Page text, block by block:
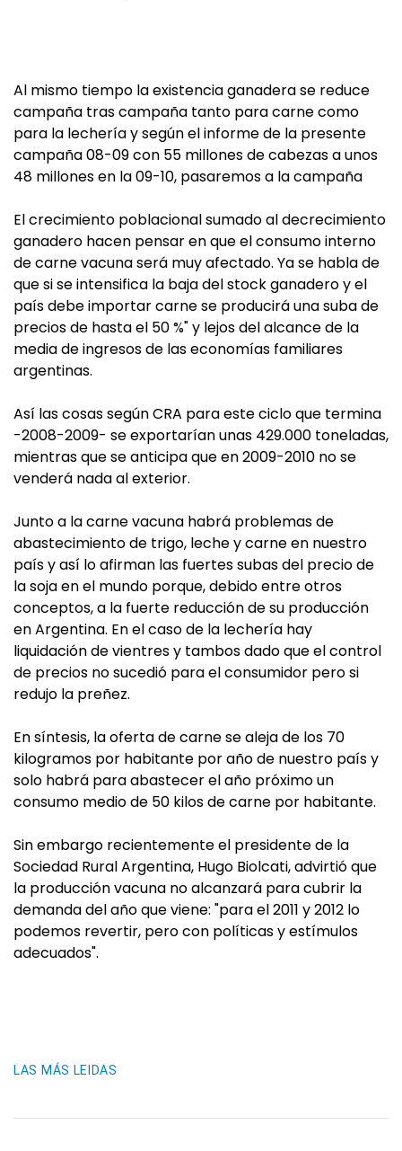
Al mismo tiempo la existencia ganadera se reduce
campaña tras campaña tanto para carne como
para la lechería y según el informe de la presente
campaña 08-09 con 55 millones de cabezas a unos
48 millones en la 09-10, pasaremos a la campaña
El crecimiento poblacional sumado al decrecimiento
ganadero hacen pensar en que el consumo interno
de carne vacuna será muy afectado. Ya se habla de
que si se intensifica la baja del stock ganadero y el
país debe importar carne se producirá una suba de
precios de hasta el 50 %" y lejos del alcance de la
media de ingresos de las economías familiares
argentinas.
Así las cosas según CRA para este ciclo que termina
-2008-2009- se exportarían unas 429.000 toneladas,
mientras que se anticipa que en 2009-2010 no se
venderá nada al exterior.
Junto a la carne vacuna habrá problemas de
abastecimiento de trigo, leche y carne en nuestro
país y así lo afirman las fuertes subas del precio de
la soja en el mundo porque, debido entre otros
conceptos, a la fuerte reducción de su producción
en Argentina. En el caso de la lechería hay
liquidación de vientres y tambos dado que el control
de precios no sucedió para el consumidor pero si
redujo la preñez.
En síntesis, la oferta de carne se aleja de los 70
kilogramos por habitante por año de nuestro país y
solo habrá para abastecer el año próximo un
consumo medio de 50 kilos de carne por habitante.
Sin embargo recientemente el presidente de la
Sociedad Rural Argentina, Hugo Biolcati, advirtió que
la producción vacuna no alcanzará para cubrir la
demanda del año que viene: "para el 2011 y 2012 lo
podemos revertir, pero con políticas y estímulos
adecuados".
LAS MÁS LEIDAS